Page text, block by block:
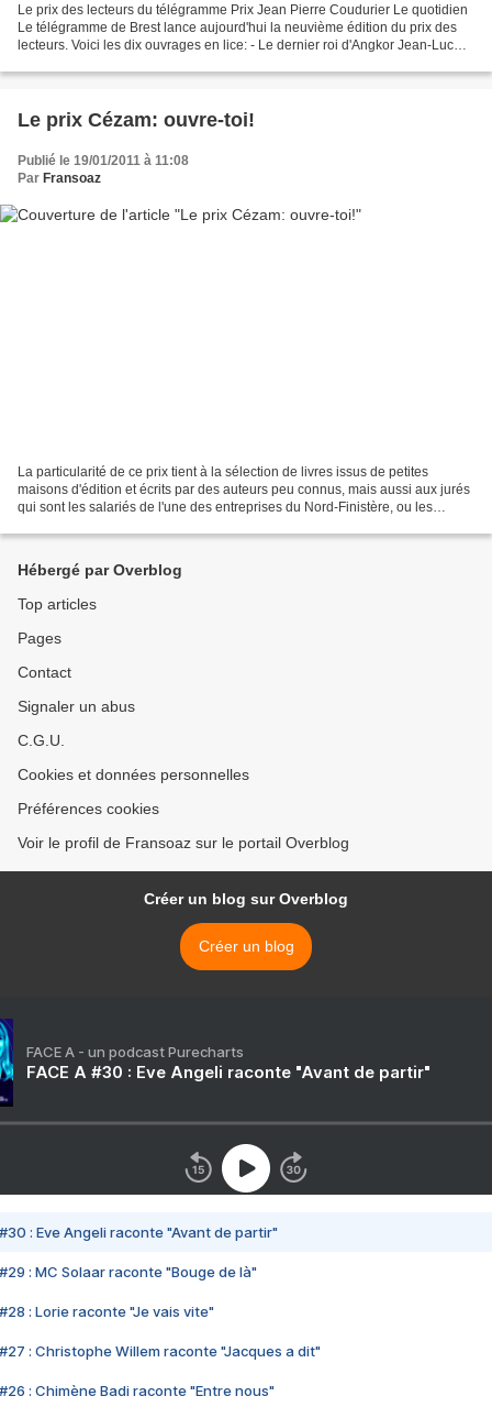
Le prix des lecteurs du télégramme Prix Jean Pierre Coudurier Le quotidien
Le télégramme de Brest lance aujourd'hui la neuvième édition du prix des
lecteurs. Voici les dix ouvrages en lice: - Le dernier roi d'Angkor Jean-Luc
Le prix Cézam: ouvre-toi!
Publié le 19/01/2011 à 11:08
Par Fransoaz
La particularité de ce prix tient à la sélection de livres issus de petites
maisons d'édition et écrits par des auteurs peu connus, mais aussi aux jurés
qui sont les salariés de l'une des entreprises du Nord-Finistère, ou les
Hébergé par Overblog
Top articles
Pages
Contact
Signaler un abus
C.G.U.
Cookies et données personnelles
Préférences cookies
Voir le profil de Fransoaz sur le portail Overblog
Créer un blog sur Overblog
Créer un blog
FACE A - un podcast Purecharts
FACE A #30 : Eve Angeli raconte "Avant de partir"
#30 : Eve Angeli raconte "Avant de partir"
#29 : MC Solaar raconte "Bouge de là"
#28 : Lorie raconte "Je vais vite"
#27 : Christophe Willem raconte "Jacques a dit"
#26 : Chimène Badi raconte "Entre nous"